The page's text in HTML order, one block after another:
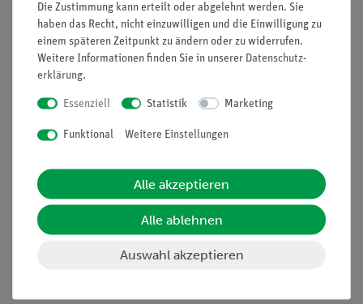
Informationen
Unternehmen
Projekte und Lösungen
Presse
Hinweisgeberschutz
Impressum
Service
Beratung & Showroom
Inbetriebnahme & Schulungen
Kundendienst
Die Zustimmung kann erteilt oder abgelehnt werden. Sie
haben das Recht, nicht einzuwilligen und die Einwilligung zu
einem späteren Zeitpunkt zu ändern oder zu widerrufen.
Weitere Informationen finden Sie in unserer Daten­schutz­
erklärung.
Essenziell Statistik Marketing
Funktional Weitere Einstellungen
Alle akzeptieren
Alle ablehnen
Auswahl akzeptieren